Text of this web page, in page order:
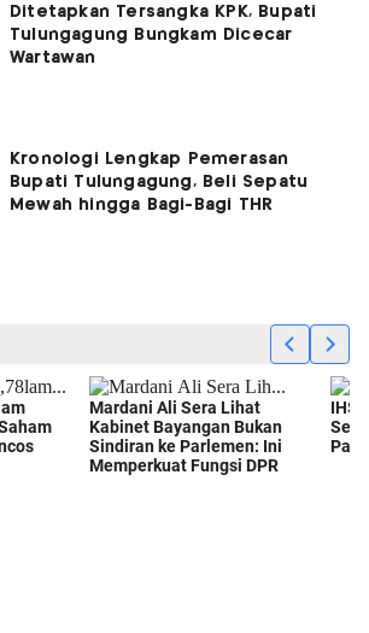
Ditetapkan Tersangka KPK, Bupati
Tulungagung Bungkam Dicecar
Wartawan
Kronologi Lengkap Pemerasan
Bupati Tulungagung, Beli Sepatu
Mewah hingga Bagi-Bagi THR